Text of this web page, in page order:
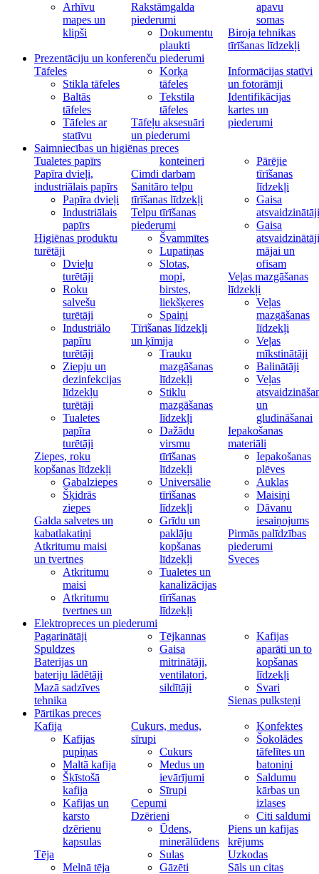
Arhīvu
mapes un
klipši
Rakstāmgalda
piederumi
Dokumentu
plaukti
apavu
somas
Biroja tehnikas
tīrīšanas līdzekļi
Prezentāciju un konferenču piederumi
Tāfeles
Stikla tāfeles
Baltās
tāfeles
Tāfeles ar
statīvu
Korķa
tāfeles
Tekstila
tāfeles
Tāfeļu aksesuāri
un piederumi
Informācijas statīvi
un fotorāmji
Identifikācijas
kartes un
piederumi
Saimniecības un higiēnas preces
Tualetes papīrs
Papīra dvieļi,
industriālais papīrs
Papīra dvieļi
Industriālais
papīrs
Higiēnas produktu
turētāji
Dvieļu
turētāji
Roku
salvešu
turētāji
Industriālo
papīru
turētāji
Ziepju un
dezinfekcijas
līdzekļu
turētāji
Tualetes
papīra
turētāji
Ziepes, roku
kopšanas līdzekļi
Gabalziepes
Šķidrās
ziepes
Galda salvetes un
kabatlakatiņi
Atkritumu maisi
un tvertnes
Atkritumu
maisi
Atkritumu
tvertnes un
konteineri
Cimdi darbam
Sanitāro telpu
tīrīšanas līdzekļi
Telpu tīrīšanas
piederumi
Švammītes
Lupatiņas
Slotas,
mopi,
birstes,
liekšķeres
Spaiņi
Tīrīšanas līdzekļi
un ķīmija
Trauku
mazgāšanas
līdzekļi
Stiklu
mazgāšanas
līdzekļi
Dažādu
virsmu
tīrīšanas
līdzekļi
Universālie
tīrīšanas
līdzekļi
Grīdu un
paklāju
kopšanas
līdzekļi
Tualetes un
kanalizācijas
tīrīšanas
līdzekļi
Pārējie
tīrīšanas
līdzekļi
Gaisa
atsvaidzinātāji
Gaisa
atsvaidzinātāji
mājai un
ofisam
Veļas mazgāšanas
līdzekļi
Veļas
mazgāšanas
līdzekļi
Veļas
mīkstinātāji
Balinātāji
Veļas
un
gludināšanai
Iepakošanas
materiāli
Iepakošanas
plēves
Auklas
Maisiņi
Dāvanu
iesaiņojums
Pirmās palīdzības
piederumi
Sveces
Elektropreces un piederumi
Pagarinātāji
Spuldzes
Baterijas un
bateriju lādētāji
Mazā sadzīves
tehnika
Tējkannas
Gaisa
mitrinātāji,
ventilatori,
sildītāji
Kafijas
aparāti un to
kopšanas
līdzekļi
Svari
Sienas pulksteņi
Pārtikas preces
Kafija
Kafijas
pupiņas
Maltā kafija
Šķīstošā
kafija
Kafijas un
karsto
dzērienu
kapsulas
Tēja
Melnā tēja
Cukurs, medus,
sīrupi
Cukurs
Medus un
ievārījumi
Sīrupi
Cepumi
Dzērieni
Ūdens,
minerālūdens
Sulas
Gāzēti
Konfektes
Šokolādes
tāfelītes un
batoniņi
Saldumu
kārbas un
izlases
Citi saldumi
Piens un kafijas
krējums
Uzkodas
Sāls un citas